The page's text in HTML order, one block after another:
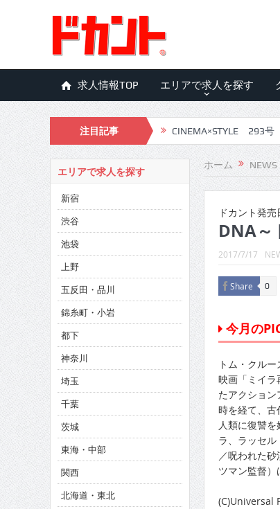
求人情報TOP エリアで求人を探す
注目記事 CINEMA×STYLE 293号
CINEMA×STYLE 292号
CINEMA×STYLE 291号
CINEMA×STYLE 290号
CINEMA×STYLE 289号
CINEMA×STYLE 288号
CINEMA×STYLE 287号
CINEMA×STYLE 286号
CINEMA×STYLE 285号
CINEMA×STYLE 294号
ホーム NEWS
ドカント発
DNA～
2017/7/17
Share 0
今月の
トム・クル
映画「ミイラ
たアクショ
時を経て、古
人類に復讐
ラ、ラッセ
／呪われた
ツマン監督
(C)Universal
エリアで求人を探す
新宿
渋谷
池袋
上野
五反田・品川
錦糸町・小岩
都下
神奈川
埼玉
千葉
茨城
東海・中部
関西
北海道・東北